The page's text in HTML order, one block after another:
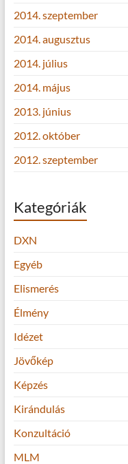
2014. szeptember
2014. augusztus
2014. július
2014. május
2013. június
2012. október
2012. szeptember
Kategóriák
DXN
Egyéb
Elismerés
Élmény
Idézet
Jövőkép
Képzés
Kirándulás
Konzultáció
MLM